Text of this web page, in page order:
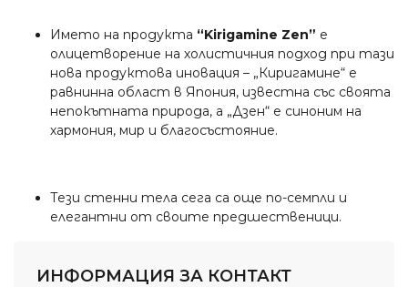
Името на продукта “Kirigamine Zen” е
олицетворение на холистичния подход при тази
нова продуктова иновация – „Киригамине“ е
равнинна област в Япония, известна със своята
непокътната природа, а „Дзен“ е синоним на
хармония, мир и благосъстояние.
Тези стенни тела сега са още по-семпли и
елегантни от своите предшественици.
ИНФОРМАЦИЯ ЗА КОНТАКТ